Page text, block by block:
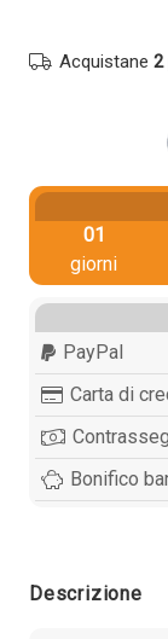
Acquistane 2
01
giorni
PayPal
Carta di
Bonifico
Descrizione